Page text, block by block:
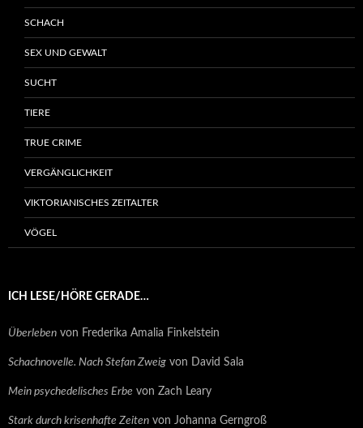
SCHACH
SEX UND GEWALT
SUCHT
TIERE
TRUE CRIME
VERGÄNGLICHKEIT
VIKTORIANISCHES ZEITALTER
VÖGEL
ICH LESE/HÖRE GERADE…
Überleben von Frederika Amalia Finkelstein
Schachnovelle. Nach Stefan Zweig von David Sala
Mein psychedelisches Erbe von Zach Leary
Stark durch krisenhafte Zeiten von Johanna Gerngroß